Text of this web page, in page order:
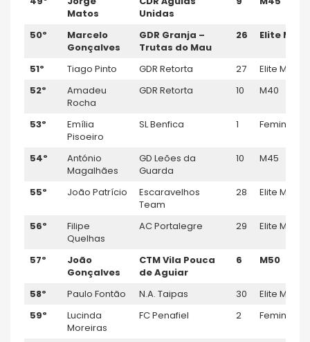
Matos
Unidas
50º
Marcelo
Gonçalves
GDR Granja –
Trutas do Mau
26 Elite M
51º Tiago Pinto GDR Retorta 27
Elite M
52º
Amadeu
Rocha
GDR Retorta 10 M40
53º
Emília
Pisoeiro
SL Benfica 1 Feminino
54º
António
Magalhães
GD Leões da
Guarda
10 M45
55º João Patrício
Escaravelhos
Team
28 Elite M
56º
Filipe
Quelhas
AC Portalegre 29 Elite M
57º
João
Gonçalves
CTM Vila Pouca
de Aguiar
6 M50
58º Paulo Fontão N.A. Taipas 30
Elite M
59º
Lucinda
Moreiras
FC Penafiel 2 Feminino